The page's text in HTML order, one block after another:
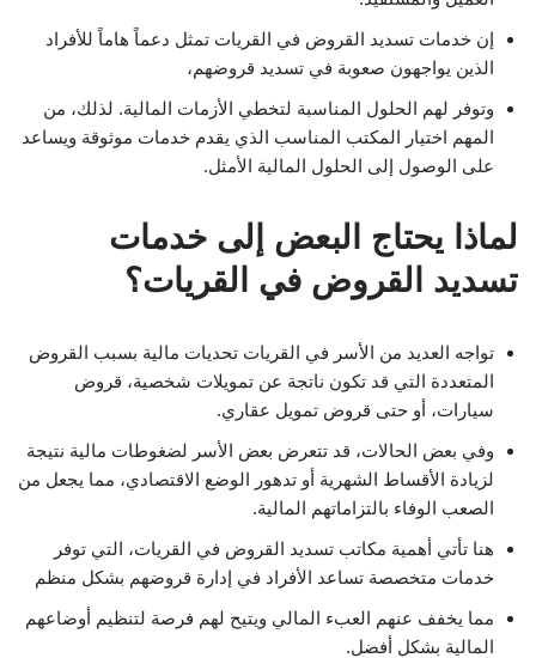
إن خدمات تسديد القروض في القريات تمثل دعماً هاماً للأفراد
الذين يواجهون صعوبة في تسديد قروضهم،
وتوفر لهم الحلول المناسبة لتخطي الأزمات المالية. لذلك، من
المهم اختيار المكتب المناسب الذي يقدم خدمات موثوقة ويساعد
على الوصول إلى الحلول المالية الأمثل.
لماذا يحتاج البعض إلى خدمات
تسديد القروض في القريات؟
تواجه العديد من الأسر في القريات تحديات مالية بسبب القروض
المتعددة التي قد تكون ناتجة عن تمويلات شخصية، قروض
سيارات، أو حتى قروض تمويل عقاري.
وفي بعض الحالات، قد تتعرض بعض الأسر لضغوطات مالية نتيجة
لزيادة الأقساط الشهرية أو تدهور الوضع الاقتصادي، مما يجعل من
الصعب الوفاء بالتزاماتهم المالية.
هنا تأتي أهمية مكاتب تسديد القروض في القريات، التي توفر
خدمات متخصصة تساعد الأفراد في إدارة قروضهم بشكل منظم
مما يخفف عنهم العبء المالي ويتيح لهم فرصة لتنظيم أوضاعهم
المالية بشكل أفضل.